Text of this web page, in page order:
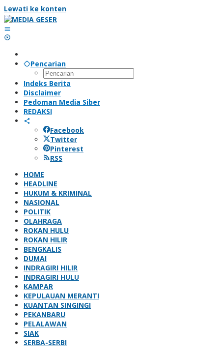
Lewati ke konten
Pencarian
Indeks Berita
Disclaimer
Pedoman Media Siber
REDAKSI
Facebook
Twitter
Pinterest
RSS
HOME
HEADLINE
HUKUM & KRIMINAL
NASIONAL
POLITIK
OLAHRAGA
ROKAN HULU
ROKAN HILIR
BENGKALIS
DUMAI
INDRAGIRI HILIR
INDRAGIRI HULU
KAMPAR
KEPULAUAN MERANTI
KUANTAN SINGINGI
PEKANBARU
PELALAWAN
SIAK
SERBA-SERBI